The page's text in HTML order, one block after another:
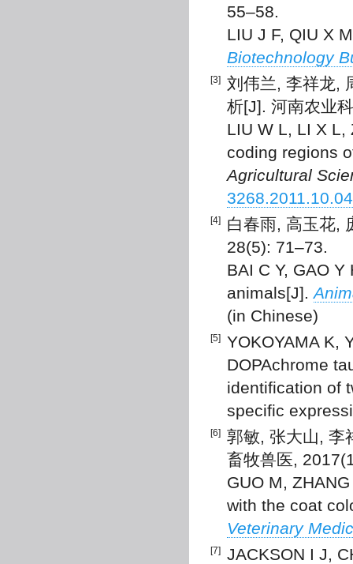
55–58.
LIU J F, QIU X
Biotechnology
[3]
刘伟兰, 李祥龙,
析[J]. 河南农业
LIU W L, LI X L,
coding regions
Agricultural
[4]
白春雨, 高玉花,
28(5): 71–73.
BAI C Y, GAO
animals[J].
(in Chinese)
[5]
YOKOYAMA K,
DOPAchrome
identification of
specific
[6]
郭敏, 张大山, 李
畜牧兽医,
GUO M,
with the coat
Veterinary
[7]
JACKSON I J,